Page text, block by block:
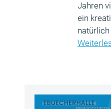
Jahren
ein